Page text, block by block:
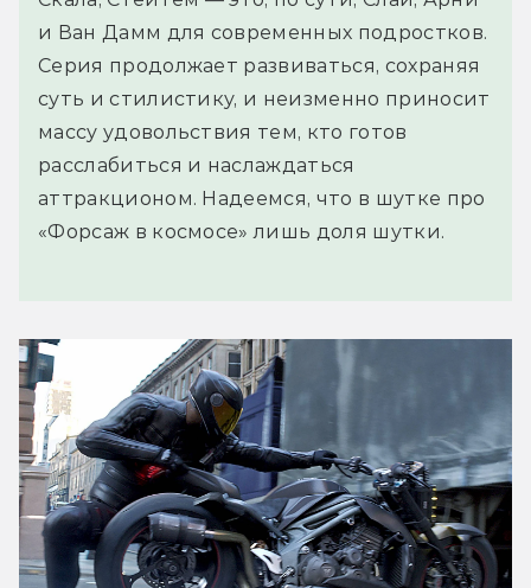
и Ван Дамм для современных подростков.
Серия продолжает развиваться, сохраняя
суть и стилистику, и неизменно приносит
массу удовольствия тем, кто готов
расслабиться и наслаждаться
аттракционом. Надеемся, что в шутке про
«Форсаж в космосе» лишь доля шутки.